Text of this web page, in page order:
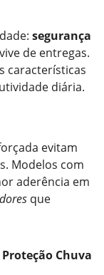
segurança
de entregas.
características
diária.
evitam
Modelos com
aderência em
que
Proteção Chuva